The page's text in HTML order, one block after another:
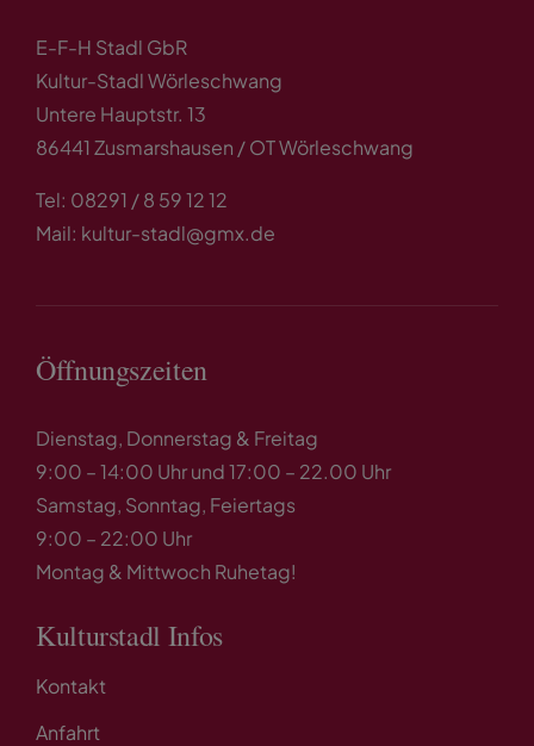
E-F-H Stadl GbR
Kultur-Stadl Wörleschwang
Untere Hauptstr. 13
86441 Zusmarshausen / OT Wörleschwang
Tel: 08291 / 8 59 12 12
Mail: kultur-stadl@gmx.de
Öffnungszeiten
Dienstag, Donnerstag & Freitag
9:00 – 14:00 Uhr und 17:00 – 22.00 Uhr
Samstag, Sonntag, Feiertags
9:00 – 22:00 Uhr
Montag & Mittwoch Ruhetag!
Kulturstadl Infos
Kontakt
Anfahrt